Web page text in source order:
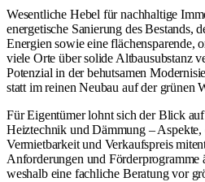
Wesentliche Hebel für nachhaltige
energetische Sanierung des Bestands,
Energien sowie eine flächensparende,
viele Orte über solide Altbausubstanz
Potenzial in der behutsamen
statt im reinen Neubau auf der grünen
Für Eigentümer lohnt sich der Blick
Heiztechnik und Dämmung – Aspekte,
Vermietbarkeit und Verkaufspreis
Anforderungen und Förderprogramme
weshalb eine fachliche Beratung vor